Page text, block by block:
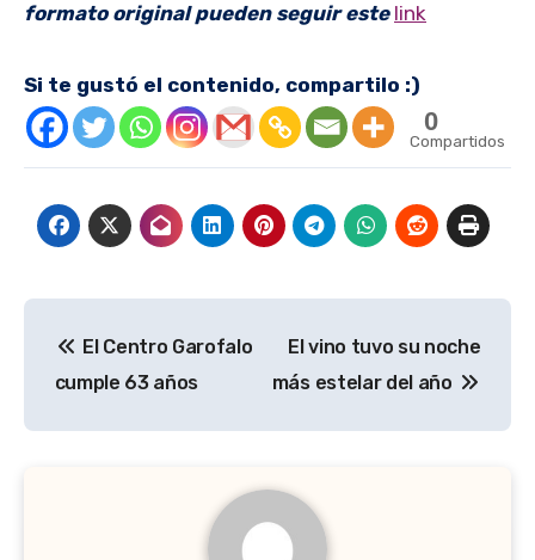
formato original pueden seguir este link
Si te gustó el contenido, compartilo :)
0
Compartidos
de
entradas
El Centro Garofalo
cumple 63 años
El vino tuvo su noche
más estelar del año